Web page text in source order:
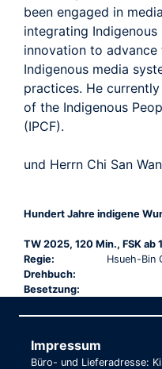
been engaged in
integrating
innovation to
Indigenous media
practices. He
of the Indigenous
(IPCF).
und Herrn Chi San
Hundert Jahre indigene
TW 2025, 120 Min., FSK ab
Regie:
Hsueh-Bin
Drehbuch:
Besetzung:
Impressum
Büro- und Lieferadresse: